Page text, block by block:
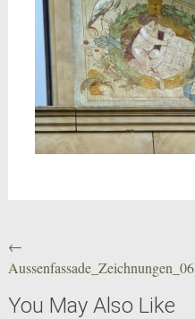
Beitragsnavigation
←
Aussenfassade_Zeichnungen_06
You May Also Like